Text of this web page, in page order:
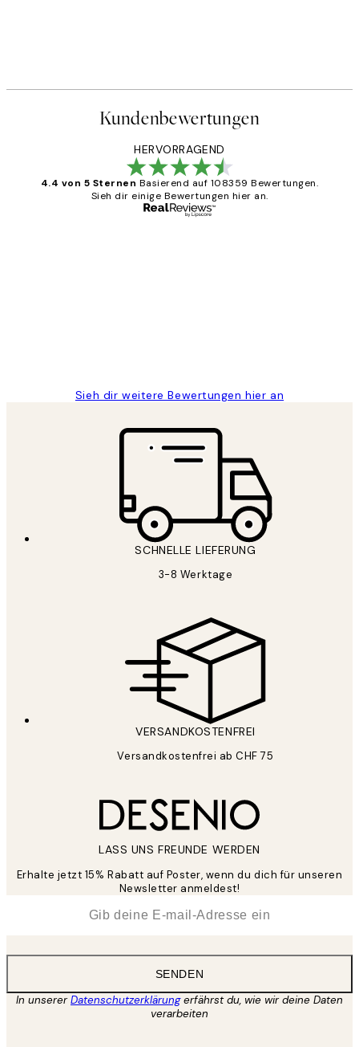
Kundenbewertungen
HERVORRAGEND
4.4 von 5 Sternen Basierend auf 108359 Bewertungen.
Sieh dir einige Bewertungen hier an.
Sieh dir weitere Bewertungen hier an
SCHNELLE LIEFERUNG
3-8 Werktage
VERSANDKOSTENFREI
Versandkostenfrei ab CHF 75
LASS UNS FREUNDE WERDEN
Erhalte jetzt 15% Rabatt auf Poster, wenn du dich für unseren
Newsletter anmeldest!
SENDEN
In unsererDatenschutzerklärungerfährst du, wie wir deine Daten
verarbeiten